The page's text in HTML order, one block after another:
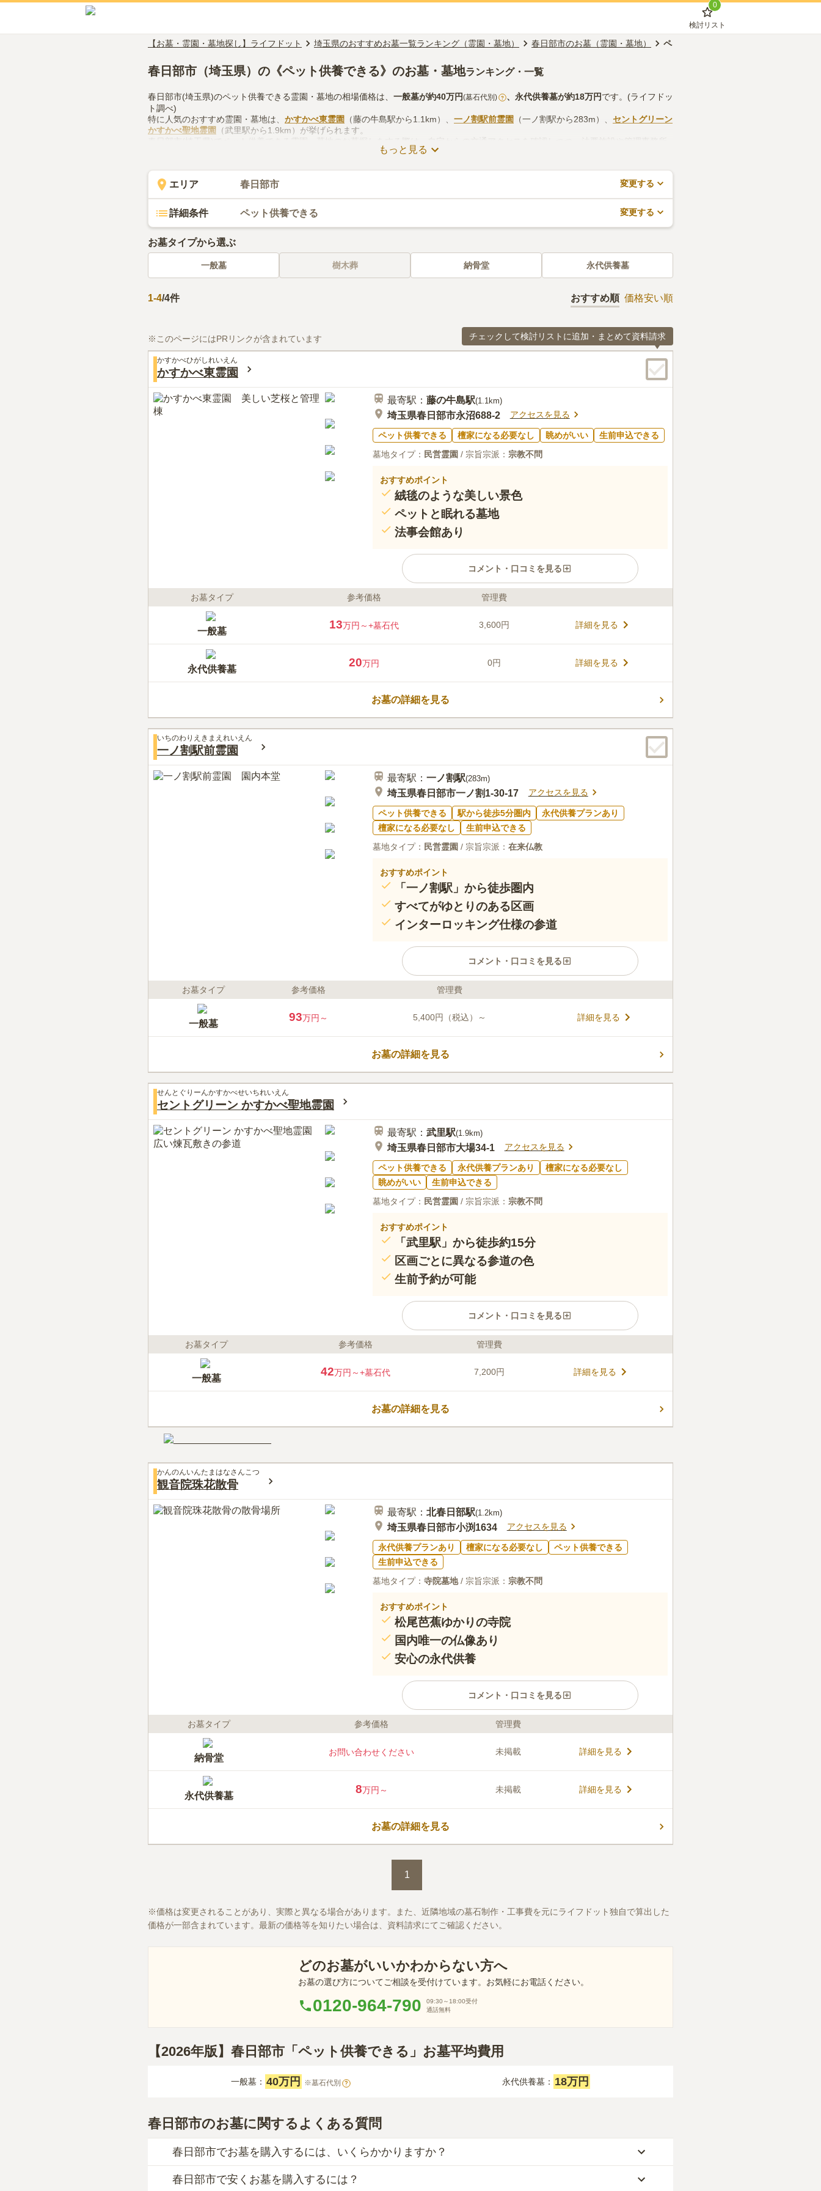
0
検討リスト
【お墓・霊園・墓地探し】ライフドット 埼玉県のおすすめお墓一覧ランキング（霊園・墓地） 春日部市のお墓（霊園・墓地） ペット供養できる
春日部市（埼玉県）の《ペット供養できる》のお墓・墓地ランキング・一覧
春日部市(埼玉県)のペット供養できる霊園・墓地の相場価格は、 一般墓が約40万円(墓石代別) ? 、 永代供養墓が約18万円です。(ライフドッ
ト調べ)
特に人気のおすすめ霊園・墓地は、 かすかべ東霊園 （藤の牛島駅から1.1km）、 一ノ割駅前霊園 （一ノ割駅から283m）、 セントグリーン
かすかべ聖地霊園 （武里駅から1.9km）が挙げられます。
などの設備や管理体制、近隣での供花やお線香の入手方法などを考慮して選ぶとよいでしょう。資料請求や見学予約が無料でできますの
もっと見る
エリア 春日部市 変更する
詳細条件 ペット供養できる 変更する
お墓タイプから選ぶ
一般墓 樹木葬 納骨堂 永代供養墓
1-4/4件 おすすめ順 価格安い順
※このページにはPRリンクが含まれています チェックして検討リストに追加・まとめて資料請求
かすかべひがしれいえん
かすかべ東霊園
最寄駅： 藤の牛島駅(1.1km)
埼玉県春日部市永沼688-2 アクセスを見る
ペット供養できる 檀家になる必要なし 眺めがいい
生前申込できる
墓地タイプ： 民営霊園 / 宗旨宗派： 宗教不問
おすすめポイント
絨毯のような美しい景色
ペットと眠れる墓地
法事会館あり
コメント・口コミを見る
ライフドット編集部のコメント
内全体を彩ります。また、全区画が平坦な設計のため、見晴ら
しがよく日当たり良好で明るい雰囲気のある公園墓地です。 田
が目立ちます。特に、春と秋には管理棟前で咲き乱れる芝桜
が、お参りに来た方の心を動かします。 宗旨・宗派は不問で
す。誰でも宗旨・宗派を気にすることなく、お墓を申し込むこ
口コミ評価
みんなの評価
自宅近くのスーパー或いはホームセンターで事前に購入してから訪れ
お墓タイプ 参考価格 管理費
一般墓
13万円～+墓石代 3,600円 詳細を見る
永代供養墓
20万円 0円 詳細を見る
お墓の詳細を見る
いちのわりえきまえれいえん
一ノ割駅前霊園
最寄駅： 一ノ割駅(283m)
埼玉県春日部市一ノ割1-30-17 アクセスを見る
ペット供養できる 駅から徒歩5分圏内
永代供養プランあり
檀家になる必要なし
生前申込できる
墓地タイプ： 民営霊園 / 宗旨宗派： 在来仏教
おすすめポイント
「一ノ割駅」から徒歩圏内
すべてがゆとりのある区画
インターロッキング仕様の参道
コメント・口コミを見る
ライフドット編集部のコメント
りすることができ、全区画ゆとり墓所でお参りしやすい設計に
こだわっている霊園です。 閑静な住宅地の中にある霊園です。
日当たりのよい場所にあるため、園内全体が明るい雰囲気で
す。 区画は一般墓地だけではなく芝生墓地やガーデニング墓地
があります。複数の墓地から選べる点は魅力となっています。
けられるし、田園風景の中に溶け込んだ落ち着いた霊園だと思う
お墓タイプ 参考価格 管理費
一般墓
93万円～ 5,400円（税込）～ 詳細を見る
お墓の詳細を見る
せんとぐりーんかすかべせいちれいえん
セントグリーン かすかべ聖地霊園
最寄駅： 武里駅(1.9km)
埼玉県春日部市大場34-1 アクセスを見る
ペット供養できる 永代供養プランあり
檀家になる必要なし
眺めがいい
生前申込できる
墓地タイプ： 民営霊園 / 宗旨宗派： 宗教不問
おすすめポイント
「武里駅」から徒歩約15分
区画ごとに異なる参道の色
生前予約が可能
コメント・口コミを見る
ライフドット編集部のコメント
ら差し込む光や、ギリシャ風の彫刻などが特徴的で、季節にな
ると芝桜が咲き誇り癒しの空間が広がる洗礼された新しい形の
洋風霊園です。敷地内には段差がないため、車いすやベビーカ
ーで来園する人も安心してお参りできます。 緑豊かな自然に囲
まれた場所にある霊園です。市街地にありながら、天気の良い
りしたい人にはぴったりです。
40代男性
周辺には花屋さんがあります。お墓参りの時には便利です。食
口コミの続きを読む
お墓タイプ 参考価格 管理費
一般墓
42万円～+墓石代 7,200円 詳細を見る
お墓の詳細を見る
かんのんいんたまはなさんこつ
観音院珠花散骨
最寄駅： 北春日部駅(1.2km)
埼玉県春日部市小渕1634 アクセスを見る
永代供養プランあり 檀家になる必要なし
ペット供養できる
生前申込できる
墓地タイプ： 寺院墓地/ 宗旨宗派： 宗教不問
おすすめポイント
松尾芭蕉ゆかりの寺院
国内唯一の仏像あり
安心の永代供養
コメント・口コミを見る
ライフドット編集部のコメント
ち着いた寺院です。『いぼとり観音』として後利益があるとさ
れ、多くの参拝者で賑わっています。また日本初のお参りがで
口コミ評価
この霊園はまだ誰からも評価されていません。
お墓タイプ 参考価格 管理費
納骨堂
お問い合わせください 未掲載 詳細を見る
永代供養墓
8万円～ 未掲載 詳細を見る
お墓の詳細を見る
1
価格は変更されることがあり、実際と異なる場合があります。また、近隣地域の墓石制作・工事費を元にライフドット独自で算出した
価格が一部含まれています。最新の価格等を知りたい場合は、資料請求にてご確認ください。
どのお墓がいいかわからない方へ
お墓の選び方についてご相談を受付けています。お気軽にお電話ください。
0120-964-790 09:30～18:00受付
通話無料
【2026年版】春日部市「ペット供養できる」お墓平均費用
一般墓： 40万円 ※墓石代別 ? 永代供養墓： 18万円
春日部市のお墓に関するよくある質問
春日部市でお墓を購入するには、いくらかかりますか？
春日部市での購入費用の目安は、一般墓が約208万円、樹木葬が約54万円、納骨堂が約28万円、永代供養墓
春日部市で安くお墓を購入するには？